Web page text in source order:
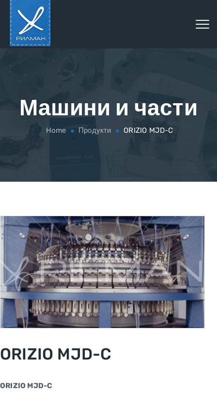
Машини и части
Home Продукти ORIZIO MJD-C
ORIZIO MJD-C
ORIZIO MJD-C